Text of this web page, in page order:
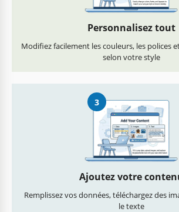
Personnalisez tout
Modifiez facilement les couleurs, les polices
selon votre style
3
Ajoutez votre
Remplissez vos données, téléchargez des
le texte